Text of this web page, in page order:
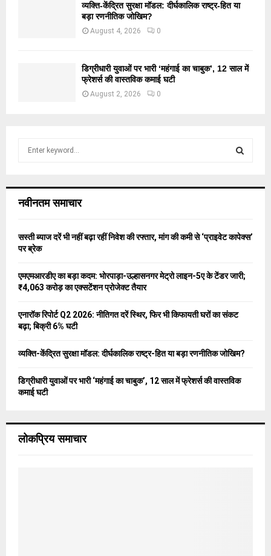
व्यक्ति-केंद्रित सुरक्षा मॉडल: दीर्घकालिक राष्ट्र-हित या
बड़ा रणनीतिक जोखिम?
August 4, 2026 0
डिग्रीधारी युवाओं पर भारी ‘महंगाई का चाबुक’, 12 साल में
फ्रेशर्स की वास्तविक कमाई घटी
August 2, 2026 0
h
o
r
C
नवीनतम समाचार
सस्ती ब्याज दरें भी नहीं बढ़ा रहीं निवेश की रफ्तार, मांग की कमी से ‘प्राइवेट कापेक्स’
पर ब्रेक
एमएमआरडीए का बड़ा कदम: भोरपाड़ा-उल्हासनगर मेट्रो लाइन-5ए के टेंडर जारी;
₹4,063 करोड़ का एक्सटेंशन प्रोजेक्ट तैयार
एनारॉक रिपोर्ट Q2 2026: नीतिगत दरें स्थिर, फिर भी किफायती घरों का संकट
बढ़ा; बिक्री 6% घटी
व्यक्ति-केंद्रित सुरक्षा मॉडल: दीर्घकालिक राष्ट्र-हित या बड़ा रणनीतिक जोखिम?
डिग्रीधारी युवाओं पर भारी ‘महंगाई का चाबुक’, 12 साल में फ्रेशर्स की वास्तविक
कमाई घटी
लोकप्रिय समाचार